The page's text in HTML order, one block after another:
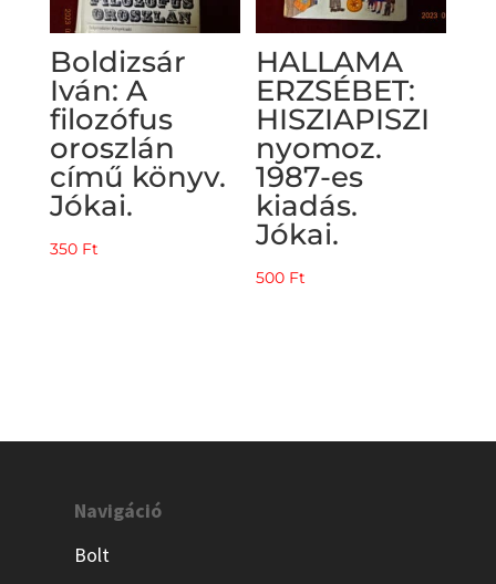
Boldizsár
Iván: A
filozófus
oroszlán
című könyv.
Jókai.
350 Ft
HALLAMA
ERZSÉBET:
HISZIAPISZI
nyomoz.
1987-es
kiadás.
Jókai.
500 Ft
Navigáció
Bolt